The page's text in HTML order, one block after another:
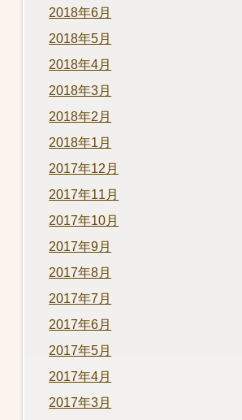
2018年6月
2018年5月
2018年4月
2018年3月
2018年2月
2018年1月
2017年12月
2017年11月
2017年10月
2017年9月
2017年8月
2017年7月
2017年6月
2017年5月
2017年4月
2017年3月